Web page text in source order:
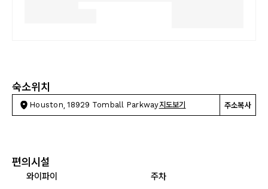
숙소위치
Houston, 18929 Tomball Parkway지도보기 주소복사
편의시설
와이파이
주차